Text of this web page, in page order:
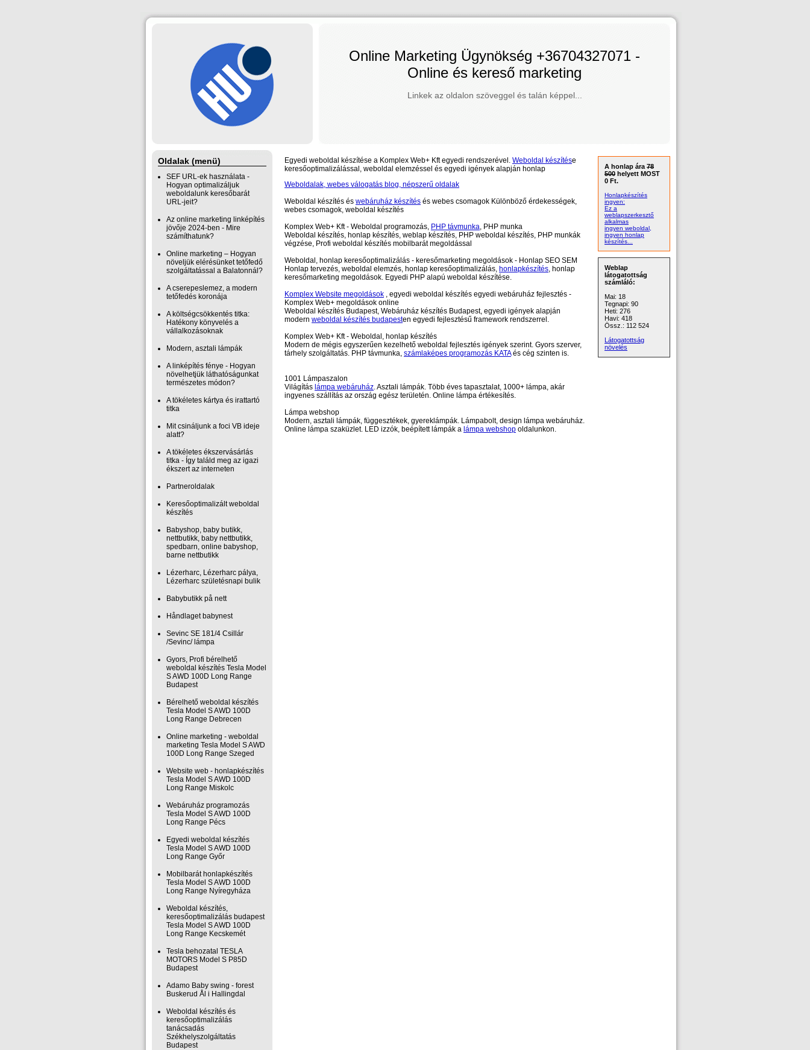
Online Marketing Ügynökség +36704327071 -
Online és kereső marketing
Linkek az oldalon szöveggel és talán képpel...
Oldalak (menü)
SEF URL-ek használata -
Hogyan optimalizáljuk
weboldalunk keresőbarát
URL-jeit?
Az online marketing linképítés
jövője 2024-ben - Mire
számíthatunk?
Online marketing – Hogyan
növeljük elérésünket tetőfedő
szolgáltatással a Balatonnál?
A cserepeslemez, a modern
tetőfedés koronája
A költségcsökkentés titka:
Hatékony könyvelés a
vállalkozásoknak
Modern, asztali lámpák
A linképítés fénye - Hogyan
növelhetjük láthatóságunkat
természetes módon?
A tökéletes kártya és irattartó
titka
Mit csináljunk a foci VB ideje
alatt?
A tökéletes ékszervásárlás
titka - Így találd meg az igazi
ékszert az interneten
Partneroldalak
Keresőoptimalizált weboldal
készítés
Babyshop, baby butikk,
nettbutikk, baby nettbutikk,
spedbarn, online babyshop,
barne nettbutikk
Lézerharc, Lézerharc pálya,
Lézerharc születésnapi bulik
Babybutikk på nett
Håndlaget babynest
Sevinc SE 181/4 Csillár
/Sevinc/ lámpa
Gyors, Profi bérelhető
weboldal készítés Tesla Model
S AWD 100D Long Range
Budapest
Bérelhető weboldal‎ készítés
Tesla Model S AWD 100D
Long Range Debrecen
Online marketing - weboldal
marketing Tesla Model S AWD
100D Long Range Szeged
Website web - honlapkészítés
Tesla Model S AWD 100D
Long Range Miskolc
Webáruház programozás
Tesla Model S AWD 100D
Long Range Pécs
Egyedi weboldal készítés
Tesla Model S AWD 100D
Long Range Győr
Mobilbarát honlapkészítés
Tesla Model S AWD 100D
Long Range Nyíregyháza
Weboldal készítés,
keresőoptimalizálás budapest
Tesla Model S AWD 100D
Long Range Kecskemét
Tesla behozatal TESLA
MOTORS Model S P85D
Budapest
Adamo Baby swing - forest
Buskerud Ål i Hallingdal
Weboldal készítés és
keresőoptimalizálás
tanácsadás
Székhelyszolgáltatás
Budapest
Egyedi weboldal készítése a Komplex Web+ Kft egyedi rendszerével. Weboldal készítése
keresőoptimalizálással, weboldal elemzéssel és egyedi igények alapján honlap
Weboldalak, webes válogatás blog, népszerű oldalak
Weboldal készítés és webáruház készítés és webes csomagok Különböző érdekességek,
webes csomagok, weboldal készítés
Komplex Web+ Kft - Weboldal programozás, PHP távmunka, PHP munka
Weboldal készítés, honlap készítés, weblap készítés, PHP weboldal készítés, PHP munkák
végzése, Profi weboldal készítés mobilbarát megoldással
Weboldal, honlap keresőoptimalizálás - keresőmarketing megoldások - Honlap SEO SEM
Honlap tervezés, weboldal elemzés, honlap keresőoptimalizálás, honlapkészítés, honlap
keresőmarketing megoldások. Egyedi PHP alapú weboldal készítése.
Komplex Website megoldások , egyedi weboldal készítés egyedi webáruház fejlesztés -
Komplex Web+ megoldások online
Weboldal készítés Budapest, Webáruház készítés Budapest, egyedi igények alapján
modern weboldal készítés budapesten egyedi fejlesztésű framework rendszerrel.
Komplex Web+ Kft - Weboldal, honlap készítés
Modern de mégis egyszerűen kezelhető weboldal fejlesztés igények szerint. Gyors szerver,
tárhely szolgáltatás. PHP távmunka, számlaképes programozás KATAés cég szinten is.
1001 Lámpaszalon
Világítás lámpa webáruház. Asztali lámpák. Több éves tapasztalat, 1000+ lámpa, akár
ingyenes szállítás az ország egész területén. Online lámpa értékesítés.
Lámpa webshop
Modern, asztali lámpák, függesztékek, gyereklámpák. Lámpabolt, design lámpa webáruház.
Online lámpa szaküzlet. LED izzók, beépített lámpák a lámpa webshop oldalunkon.
A honlap ára 78
500 helyett MOST
0 Ft.
Honlapkészítés
ingyen:
Ez a
weblapszerkesztő
alkalmas
ingyen weboldal,
ingyen honlap
készítés...
Weblap
látogatottság
számláló:
Mai: 18
Tegnapi: 90
Heti: 276
Havi: 418
Össz.: 112 524
Látogatottság
növelés